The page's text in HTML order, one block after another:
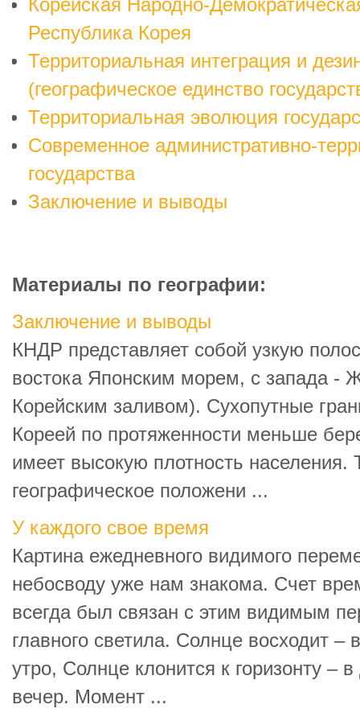
Корейская Народно-
Республика Корея
Территориальная интеграция и
(географическое единство
Территориальная эволюция
Современное административно-
государства
Заключение и выводы
Материалы по географии:
Заключение и выводы
КНДР представляет собой узкую
востока Японским морем, с запада -
Корейским заливом). Сухопутные
Кореей по протяженности меньше
имеет высокую плотность населения.
географическое положени ...
У каждого свое время
Картина ежедневного видимого
небосводу уже нам знакома. Счет
всегда был связан с этим видимым
главного светила. Солнце восходит –
утро, Солнце клонится к горизонту –
вечер. Момент ...